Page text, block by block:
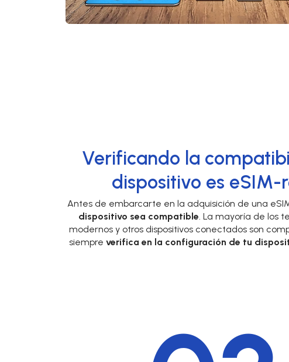
Verificando la
dispositivo es eSIM-
Antes de embarcarte en la adquisición de una
dispositivo sea compatible. La mayoría de los
modernos y otros dispositivos conectados son
siempre verifica en la configuración de tu